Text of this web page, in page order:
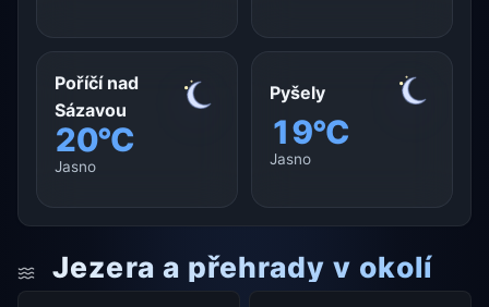
Poříčí nad
Sázavou
20°C
Jasno
Pyšely
19°C
Jasno
Jezera a přehrady v okolí